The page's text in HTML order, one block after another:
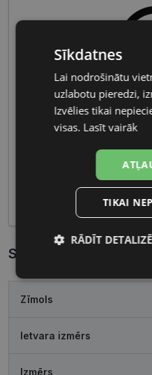
Vīriešu briļļu galvenās
materiālus un
optikas īpašības padara
gan ikdienas lietošanai,
pasākumiem, piedāvājot
Specifikācija
Zīmols
Ietvara izmērs
Izmērs
Sīkdatnes
Lai nodrošinātu
uzlabotu pieredzi,
Izvēlies tikai
visas. Lasīt vairāk
TIKAI
RĀDĪT
sīkdatnes
Mārketinga